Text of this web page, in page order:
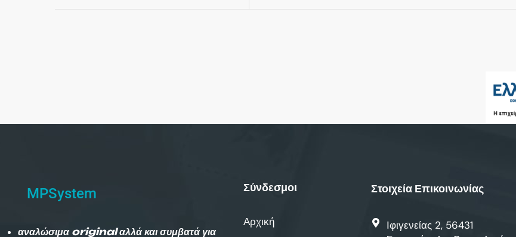
MPSystem
αναλώσιμα original αλλά και συμβατά για
Σύνδεσμοι
Αρχική
Στοιχεία Επικοινωνίας
Ιφιγενείας 2, 56431